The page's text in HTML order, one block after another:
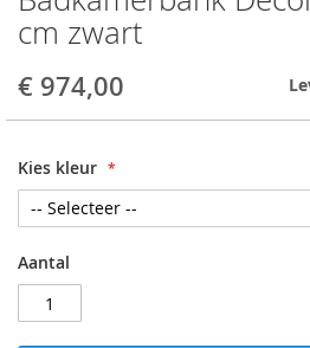
cm zwart
€ 974,00
Kies kleur
Aantal
to
the
of
gallery